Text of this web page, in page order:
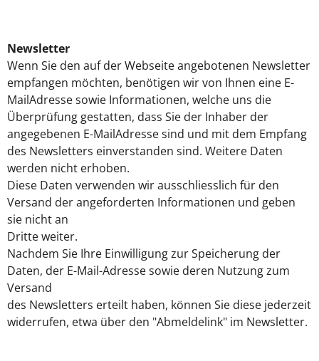
Newsletter
Wenn Sie den auf der Webseite angebotenen Newsletter
empfangen möchten, benötigen wir von Ihnen eine E-
MailAdresse sowie Informationen, welche uns die
Überprüfung gestatten, dass Sie der Inhaber der
angegebenen E-MailAdresse sind und mit dem Empfang
des Newsletters einverstanden sind. Weitere Daten
werden nicht erhoben.
Diese Daten verwenden wir ausschliesslich für den
Versand der angeforderten Informationen und geben
sie nicht an
Dritte weiter.
Nachdem Sie Ihre Einwilligung zur Speicherung der
Daten, der E-Mail-Adresse sowie deren Nutzung zum
Versand
des Newsletters erteilt haben, können Sie diese jederzeit
widerrufen, etwa über den "Abmeldelink" im Newsletter.